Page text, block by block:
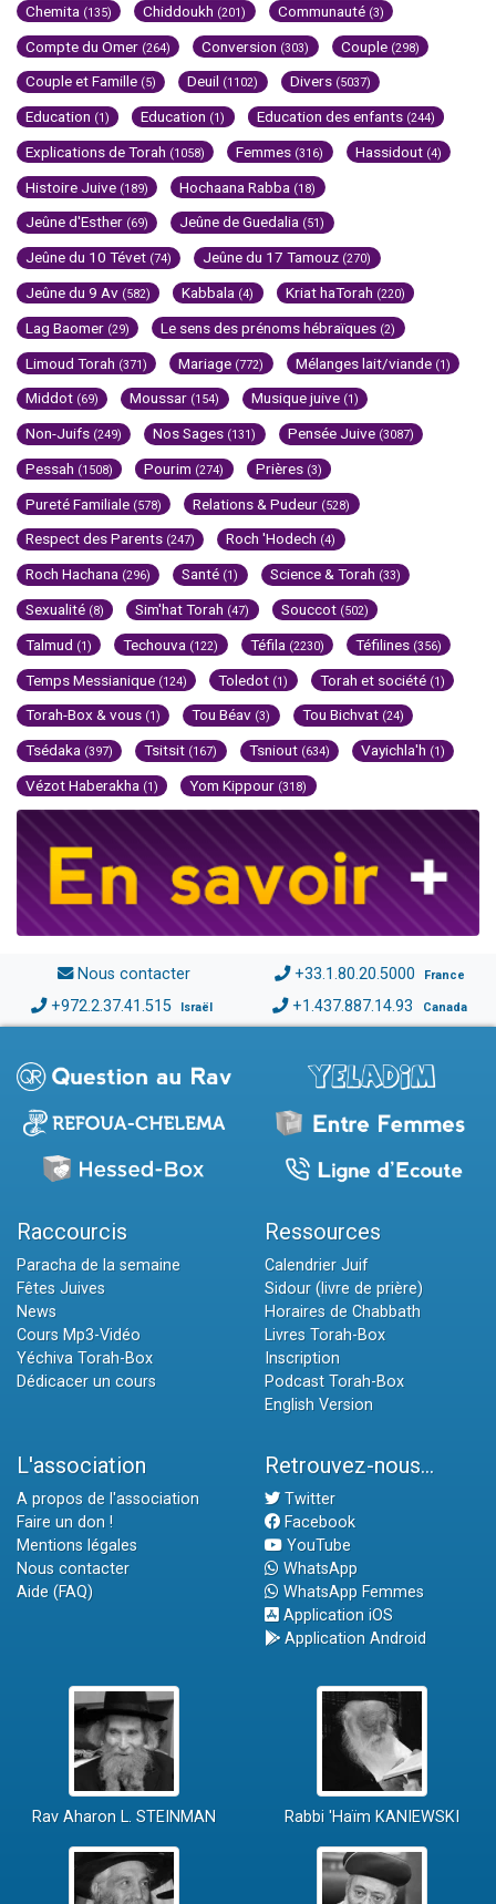
Chemita (135) Chiddoukh (201) Communauté (3)
Compte du Omer (264) Conversion (303) Couple (298)
Couple et Famille (5) Deuil (1102) Divers (5037)
Education (1) Education (1) Education des enfants (244)
Explications de Torah (1058) Femmes (316) Hassidout (4)
Histoire Juive (189) Hochaana Rabba (18)
Jeûne d'Esther (69) Jeûne de Guedalia (51)
Jeûne du 10 Tévet (74) Jeûne du 17 Tamouz (270)
Jeûne du 9 Av (582) Kabbala (4) Kriat haTorah (220)
Lag Baomer (29) Le sens des prénoms hébraïques (2)
Limoud Torah (371) Mariage (772) Mélanges lait/viande (1)
Middot (69) Moussar (154) Musique juive (1)
Non-Juifs (249) Nos Sages (131) Pensée Juive (3087)
Pessah (1508) Pourim (274) Prières (3)
Pureté Familiale (578) Relations & Pudeur (528)
Respect des Parents (247) Roch 'Hodech (4)
Roch Hachana (296) Santé (1) Science & Torah (33)
Sexualité (8) Sim'hat Torah (47) Souccot (502)
Talmud (1) Techouva (122) Téfila (2230) Téfilines (356)
Temps Messianique (124) Toledot (1) Torah et société (1)
Torah-Box & vous (1) Tou Béav (3) Tou Bichvat (24)
Tsédaka (397) Tsitsit (167) Tsniout (634) Vayichla'h (1)
Vézot Haberakha (1) Yom Kippour (318)
Nous contacter +33.1.80.20.5000 France
+972.2.37.41.515 Israël +1.437.887.14.93 Canada
Raccourcis
Paracha de la semaine
Fêtes Juives
News
Cours Mp3-Vidéo
Yéchiva Torah-Box
Dédicacer un cours
Ressources
Calendrier Juif
Sidour (livre de prière)
Horaires de Chabbath
Livres Torah-Box
Inscription
Podcast Torah-Box
English Version
L'association
A propos de l'association
Faire un don !
Mentions légales
Nous contacter
Aide (FAQ)
Retrouvez-nous...
Twitter
Facebook
YouTube
WhatsApp
WhatsApp Femmes
Application iOS
Application Android
Rav Aharon L. STEINMAN Rabbi 'Haïm KANIEWSKI